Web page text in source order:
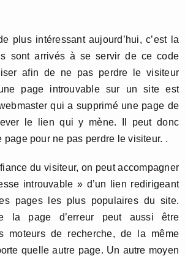
plus intéressant aujourd’hui, c’est la
sont arrivés à se servir de ce code
afin de ne pas perdre le visiteur
page introuvable sur un site est
qui a supprimé une page de
le lien qui y mène. Il peut donc
page pour ne pas perdre le visiteur. .
du visiteur, on peut accompagner
introuvable » d’un lien redirigeant
pages les plus populaires du site.
la page d’erreur peut aussi être
moteurs de recherche, de la même
quelle autre page. Un autre moyen